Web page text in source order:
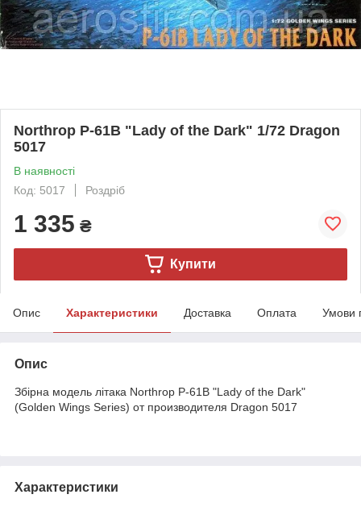
Northrop P-61B "Lady of the Dark" 1/72 Dragon
5017
В наявності
Код: 5017
Роздріб
1 335 ₴
Купити
Опис Характеристики Доставка Оплата Умови
Опис
Збірна модель літака Northrop P-61B "Lady of the Dark"
(Golden Wings Series) от производителя Dragon 5017
Характеристики